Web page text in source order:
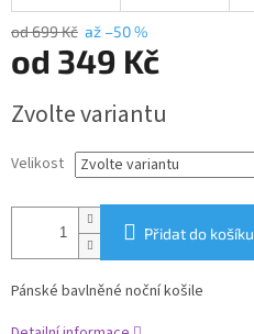
od 699 Kč až –50 %
od 349 Kč
cena:
Zvolte variantu
Velikost
Přidat do košíku
Pánské bavlněné noční košile